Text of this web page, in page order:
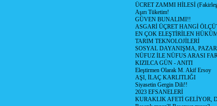
ÜCRET ZAMMI HİLESİ
Aşırı Tüketim!
GÜVEN BUNALIMI!!
ASGARİ ÜÇRET HANGİ
EN ÇOK ELEŞTİRİLEN
TARIM TEKNOLOJİLERİ
SOSYAL DAYANIŞMA,
NÜFUZ İLE NÜFUS ARASI
KIZILCA GÜN - ANITI
Eleştirmen Olarak M. Akif Ersoy
AŞI, İLAÇ KARLITLIĞI
Siyasetin Gergin Dili!!
2023 EFSANELERİ
KURAKLIK AFETİ GELİYOR,